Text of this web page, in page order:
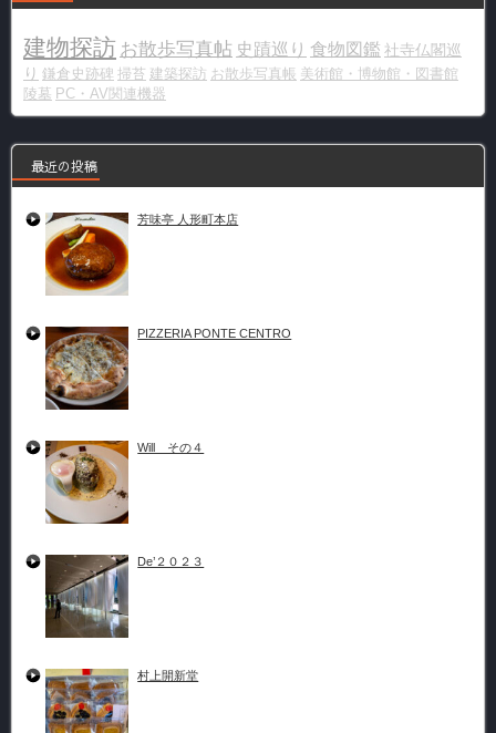
建物探訪 お散歩写真帖 史蹟巡り 食物図鑑 社寺仏閣巡
り 鎌倉史跡碑 掃苔 建築探訪 お散歩写真帳 美術館・博物館・図書館
陵墓 PC・AV関連機器
最近の投稿
芳味亭 人形町本店
PIZZERIA PONTE CENTRO
Will その４
De’２０２３
村上開新堂